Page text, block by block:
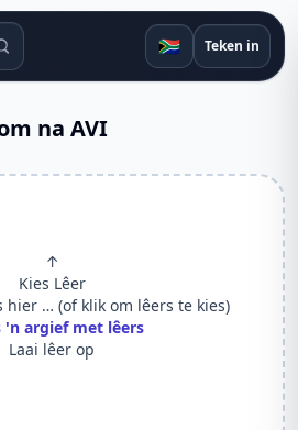
gereedskap 🇿🇦 Teken in
na AVI
↑
Kies Lêer
hier … (of klik om lêers te kies)
'n argief met lêers
Laai lêer op